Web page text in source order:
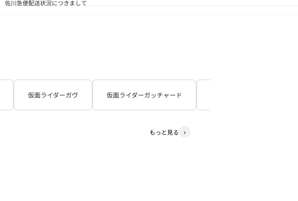
佐川急便配送状況につきまして
佐川急便配送状況につきまして
仮面ライダーガヴ 仮面ライダーガッチャード
もっと見る